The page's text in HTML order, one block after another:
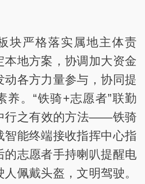
块严格落实属地主体责
本地方案，协调加大资金
动各方力量参与，协同提
养。“铁骑+志愿者”联勤
行之有效的方法——铁骑
智能终端接收指挥中心指
的志愿者手持喇叭提醒电
佩戴头盔，文明驾驶。